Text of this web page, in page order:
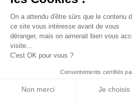
On a attendu d'être sûrs que le contenu
ce site vous intéresse avant de vous
déranger, mais on aimerait bien vous
visite...
C'est OK pour vous ?
Consentements certifiés
Non merci Je choisis